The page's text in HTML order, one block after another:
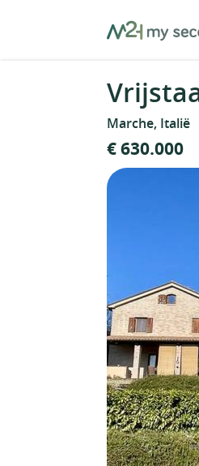
MySecondHome
Marche, Italië
€ 630.000